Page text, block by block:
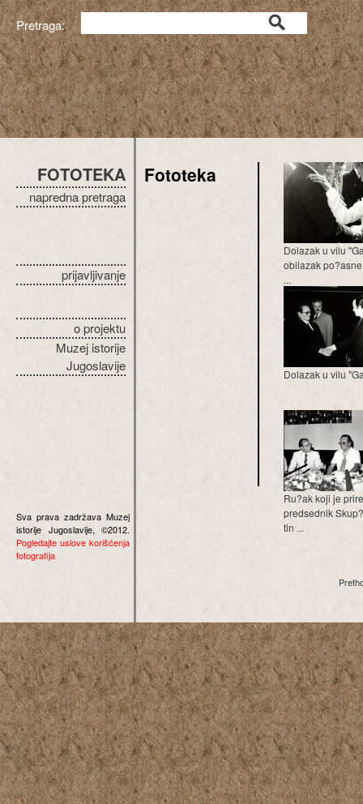
Pretraga:
FOTOTEKA
napredna pretraga
prijavljivanje
o projektu
Muzej istorije
Jugoslavije
Sva prava zadržava Muzej
istorije Jugoslavije, ©2012.
Pogledajte uslove korišćenja
fotografija
Fototeka
Dolazak u vilu
obilazak
...
Dolazak u vilu
Ru?ak koji je
predsednik
tin ...